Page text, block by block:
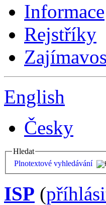
Informace
Rejstříky
English
Česky
Hledat
Plnotextové vyhledávání
ISP (